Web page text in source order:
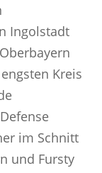
Ingolstadt
Kreis
im Schnitt
und Fursty